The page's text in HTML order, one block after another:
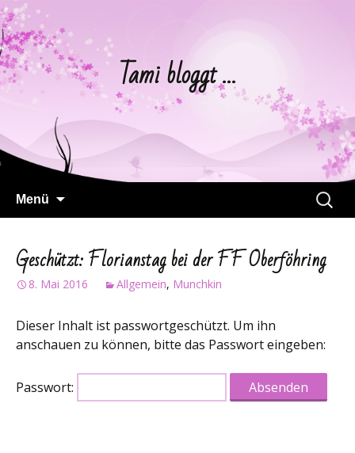
Tami bloggt …
Menü
Suchen
nach:
Geschützt: Florianstag bei der FF Oberföhring
8. Mai 2016 Allgemein, Munchkin
Dieser Inhalt ist passwortgeschützt. Um ihn
anschauen zu können, bitte das Passwort eingeben:
Passwort: